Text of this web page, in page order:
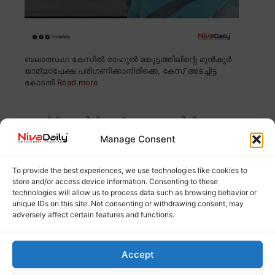
Manage Consent
To provide the best experiences, we use technologies like cookies to
store and/or access device information. Consenting to these
technologies will allow us to process data such as browsing behavior or
unique IDs on this site. Not consenting or withdrawing consent, may
adversely affect certain features and functions.
Accept
ബലാത്സംഗ കേസിൽ രാഹുൽ മങ്കൂട്ടത്തിലിന്റെ മുൻകൂർ
ജാമ്യാപേക്ഷ പരിഗണിക്കാനിരിക്കെ, കേസ് അടച്ചിട്ട
കോടതി Read more
കെൽട്രോണിൽ മാധ്യമ പഠനത്തിന്
അപേക്ഷിക്കാം; അവസാന തീയതി ഡിസംബർ